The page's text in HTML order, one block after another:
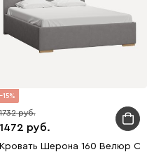
15
1472
Кровать Шерона 160 Велюр